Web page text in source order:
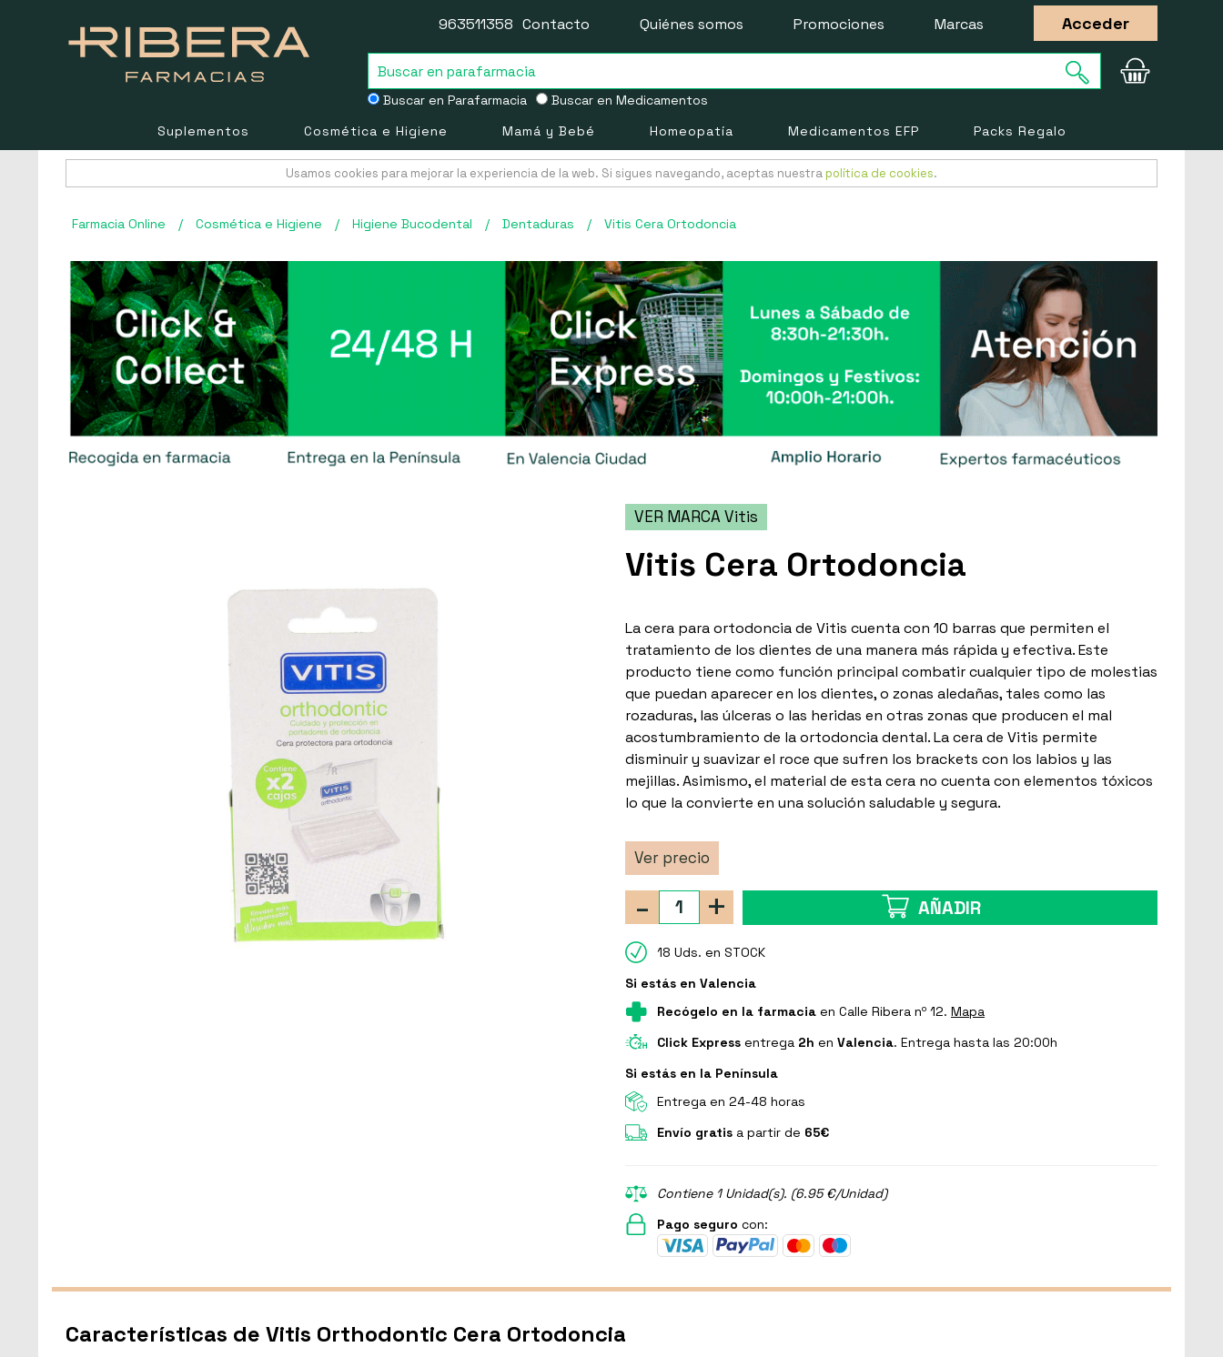
Buscar en Parafarmacia Buscar en Medicamentos
963511358 Contacto Quiénes somos Promociones Marcas Acceder
Suplementos Cosmética e Higiene Mamá y Bebé Homeopatía Medicamentos EFP Packs Regalo
Usamos cookies para mejorar la experiencia de la web. Si sigues navegando, aceptas nuestra política de cookies.
Farmacia Online / Cosmética e Higiene / Higiene Bucodental / Dentaduras / Vitis Cera Ortodoncia
VER MARCA Vitis
Vitis Cera Ortodoncia
La cera para ortodoncia de Vitis cuenta con 10 barras que permiten el
tratamiento de los dientes de una manera más rápida y efectiva. Este
producto tiene como función principal combatir cualquier tipo de molestias
que puedan aparecer en los dientes, o zonas aledañas, tales como las
rozaduras, las úlceras o las heridas en otras zonas que producen el mal
acostumbramiento de la ortodoncia dental. La cera de Vitis permite
disminuir y suavizar el roce que sufren los brackets con los labios y las
mejillas. Asimismo, el material de esta cera no cuenta con elementos tóxicos
lo que la convierte en una solución saludable y segura.
Ver precio
+
- AÑADIR
18 Uds. en STOCK
Si estás en Valencia
Recógelo en la farmacia en Calle Ribera nº 12. Mapa
Click Express entrega 2h en Valencia. Entrega hasta las 20:00h
Si estás en la Península
Entrega en 24-48 horas
Envío gratis a partir de 65€
Contiene 1 Unidad(s). (6.95 €/Unidad)
Pago seguro con:
Características de Vitis Orthodontic Cera Ortodoncia